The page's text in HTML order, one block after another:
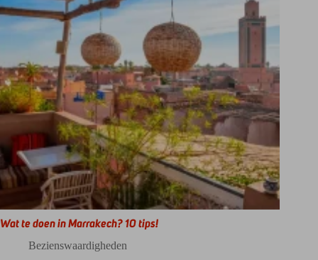
Wat te doen in Marrakech? 10 tips!
Bezienswaardigheden